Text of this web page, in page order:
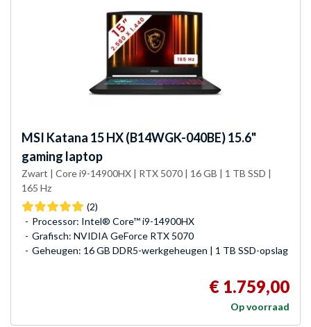
MSI Katana 15 HX (B14WGK-040BE) 15.6"
gaming laptop
Zwart | Core i9-14900HX | RTX 5070 | 16 GB | 1 TB SSD |
165 Hz
(2)
Processor: Intel® Core™ i9-14900HX
Grafisch: NVIDIA GeForce RTX 5070
Geheugen: 16 GB DDR5-werkgeheugen | 1 TB SSD-opslag
€ 1.759,00
Op voorraad